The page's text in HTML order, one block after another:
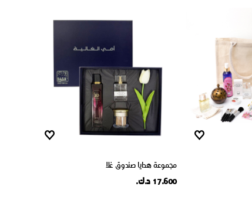
مجموعة هدايا صندوق غلا
17.600 د.ك.